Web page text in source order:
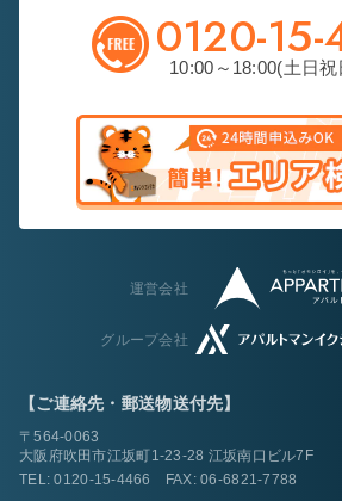
0120-
10:00～18:00(土日
運営会社
グループ会社
【ご連絡先・郵送物送付先】
〒564-0063
大阪府吹田市江坂町1-23-28 江坂南口ビル7F
TEL:0120-15-4466 FAX: 06-6821-7788